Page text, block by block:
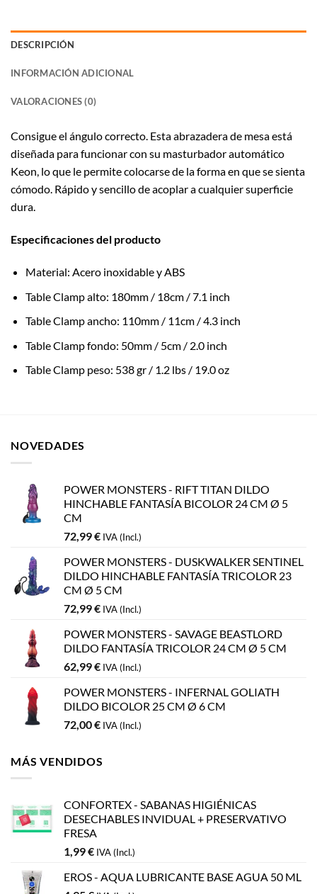
DESCRIPCIÓN
INFORMACIÓN ADICIONAL
VALORACIONES (0)
Consigue el ángulo correcto. Esta abrazadera de mesa está
diseñada para funcionar con su masturbador automático
Keon, lo que le permite colocarse de la forma en que se sienta
cómodo. Rápido y sencillo de acoplar a cualquier superficie
dura.
Especificaciones del producto
Material: Acero inoxidable y ABS
Table Clamp alto: 180mm / 18cm / 7.1 inch
Table Clamp ancho: 110mm / 11cm / 4.3 inch
Table Clamp fondo: 50mm / 5cm / 2.0 inch
Table Clamp peso: 538 gr / 1.2 lbs / 19.0 oz
NOVEDADES
POWER MONSTERS - RIFT TITAN DILDO
HINCHABLE FANTASÍA BICOLOR 24 CM Ø 5
CM
72,99€ IVA (Incl.)
POWER MONSTERS - DUSKWALKER SENTINEL
DILDO HINCHABLE FANTASÍA TRICOLOR 23
CM Ø 5 CM
72,99€ IVA (Incl.)
POWER MONSTERS - SAVAGE BEASTLORD
DILDO FANTASÍA TRICOLOR 24 CM Ø 5 CM
62,99€ IVA (Incl.)
POWER MONSTERS - INFERNAL GOLIATH
DILDO BICOLOR 25 CM Ø 6 CM
72,00€ IVA (Incl.)
MÁS VENDIDOS
CONFORTEX - SABANAS HIGIÉNICAS
DESECHABLES INVIDUAL + PRESERVATIVO
FRESA
1,99€ IVA (Incl.)
EROS - AQUA LUBRICANTE BASE AGUA 50 ML